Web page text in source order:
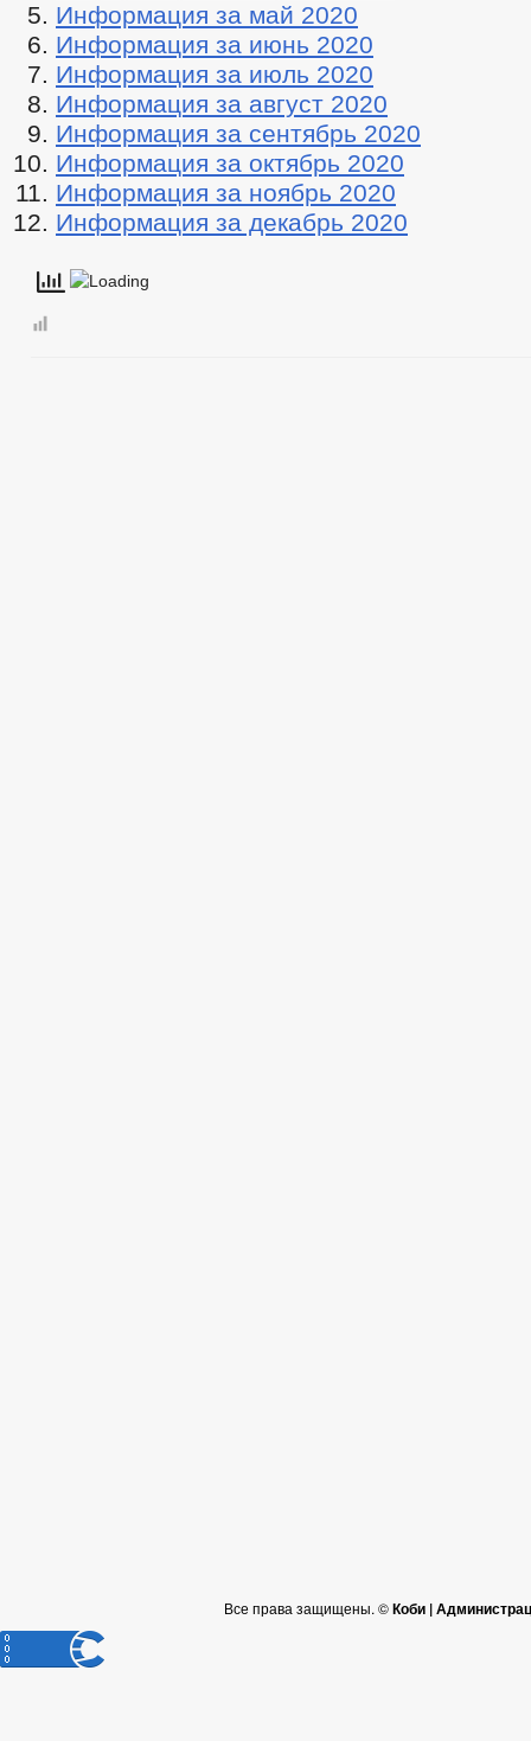
Информация за май 2020
Информация за июнь 2020
Информация за июль 2020
Информация за август 2020
Информация за сентябрь 2020
Информация за октябрь 2020
Информация за ноябрь 2020
Информация за декабрь 2020
Все права защищены. ©Коби |